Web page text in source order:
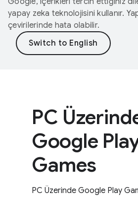
yapay zeka teknolojisini kullanır.
çevirilerinde hata olabilir.
PC
Google
Games
PC Üzerinde Google Play